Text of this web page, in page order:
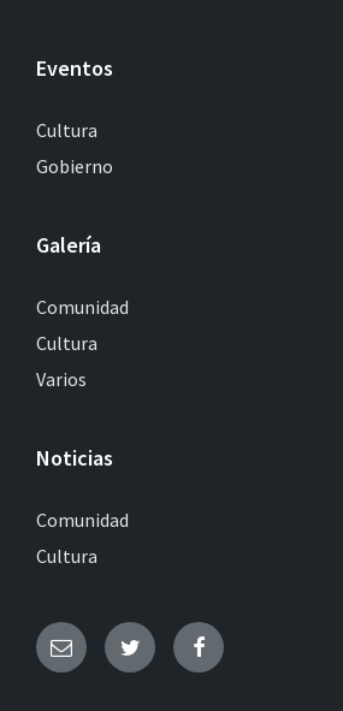
Eventos
Cultura
Gobierno
Galería
Comunidad
Cultura
Varios
Noticias
Comunidad
Cultura